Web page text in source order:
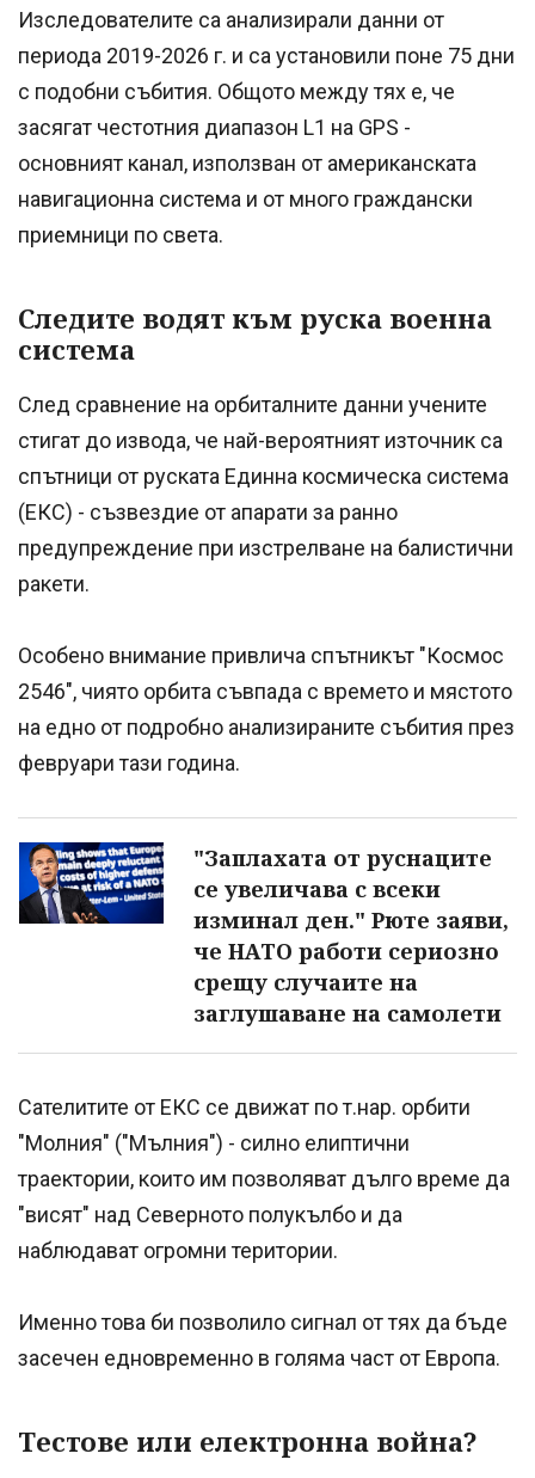
Изследователите са анализирали данни от
периода 2019-2026 г. и са установили поне 75 дни
с подобни събития. Общото между тях е, че
засягат честотния диапазон L1 на GPS -
основният канал, използван от американската
навигационна система и от много граждански
приемници по света.
Следите водят към руска военна
система
След сравнение на орбиталните данни учените
стигат до извода, че най-вероятният източник са
спътници от руската Единна космическа система
(ЕКС) - съзвездие от апарати за ранно
предупреждение при изстрелване на балистични
ракети.
Особено внимание привлича спътникът "Космос
2546", чиято орбита съвпада с времето и мястото
на едно от подробно анализираните събития през
февруари тази година.
"Заплахата от руснаците
се увеличава с всеки
изминал ден." Рюте заяви,
че НАТО работи сериозно
срещу случаите на
заглушаване на самолети
Сателитите от ЕКС се движат по т.нар. орбити
"Молния" ("Мълния") - силно елиптични
траектории, които им позволяват дълго време да
"висят" над Северното полукълбо и да
наблюдават огромни територии.
Именно това би позволило сигнал от тях да бъде
засечен едновременно в голяма част от Европа.
Тестове или електронна война?